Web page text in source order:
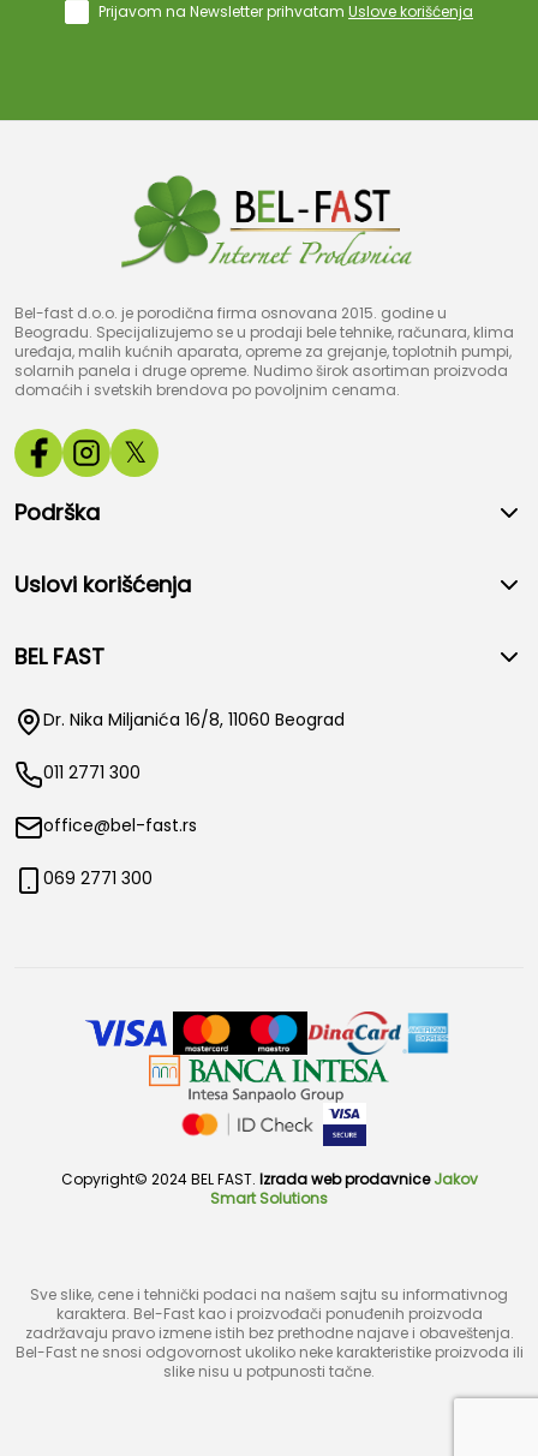
Prijavom na Newsletter prihvatam Uslove korišćenja
Bel-fast d.o.o. je porodična firma osnovana 2015. godine u
Beogradu. Specijalizujemo se u prodaji bele tehnike, računara, klima
uređaja, malih kućnih aparata, opreme za grejanje, toplotnih pumpi,
solarnih panela i druge opreme. Nudimo širok asortiman proizvoda
domaćih i svetskih brendova po povoljnim cenama.
𝕏
Podrška
Uslovi korišćenja
BEL FAST
Dr. Nika Miljanića 16/8, 11060 Beograd
011 2771 300
office@bel-fast.rs
069 2771 300
Copyright© 2024 BEL FAST. Izrada web prodavnice Jakov
Smart Solutions
Sve slike, cene i tehnički podaci na našem sajtu su informativnog
karaktera. Bel-Fast kao i proizvođači ponuđenih proizvoda
zadržavaju pravo izmene istih bez prethodne najave i obaveštenja.
Bel-Fast ne snosi odgovornost ukoliko neke karakteristike proizvoda ili
slike nisu u potpunosti tačne.